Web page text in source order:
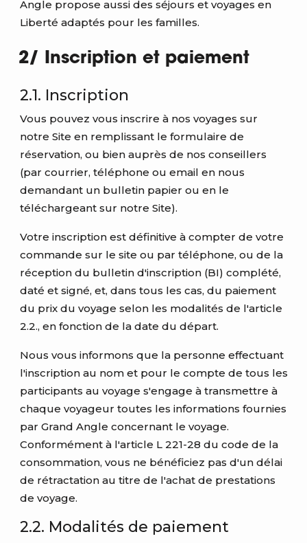
Angle propose aussi des séjours et voyages en
Liberté adaptés pour les familles.
2/ Inscription et paiement
2.1. Inscription
Vous pouvez vous inscrire à nos voyages sur
notre Site en remplissant le formulaire de
réservation, ou bien auprès de nos conseillers
(par courrier, téléphone ou email en nous
demandant un bulletin papier ou en le
téléchargeant sur notre Site).
Votre inscription est définitive à compter de votre
commande sur le site ou par téléphone, ou de la
réception du bulletin d'inscription (BI) complété,
daté et signé, et, dans tous les cas, du paiement
du prix du voyage selon les modalités de l'article
2.2., en fonction de la date du départ.
Nous vous informons que la personne effectuant
l'inscription au nom et pour le compte de tous les
participants au voyage s'engage à transmettre à
chaque voyageur toutes les informations fournies
par Grand Angle concernant le voyage.
Conformément à l'article L 221-28 du code de la
consommation, vous ne bénéficiez pas d'un délai
de rétractation au titre de l'achat de prestations
de voyage.
2.2. Modalités de paiement